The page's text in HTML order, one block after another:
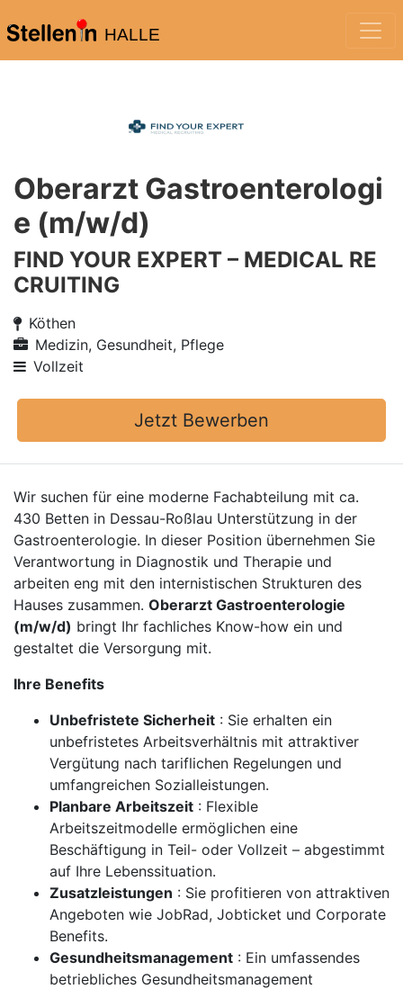
HALLE
Oberarzt Gastroenterologi
e (m/w/d)
FIND YOUR EXPERT – MEDICAL RE
CRUITING
Köthen
Medizin, Gesundheit, Pflege
Vollzeit
Jetzt Bewerben
Wir suchen für eine moderne Fachabteilung mit ca.
430 Betten in Dessau-Roßlau Unterstützung in der
Gastroenterologie. In dieser Position übernehmen Sie
Verantwortung in Diagnostik und Therapie und
arbeiten eng mit den internistischen Strukturen des
Hauses zusammen. Oberarzt Gastroenterologie
(m/w/d) bringt Ihr fachliches Know-how ein und
gestaltet die Versorgung mit.
Ihre Benefits
Unbefristete Sicherheit : Sie erhalten ein
unbefristetes Arbeitsverhältnis mit attraktiver
Vergütung nach tariflichen Regelungen und
umfangreichen Sozialleistungen.
Planbare Arbeitszeit : Flexible
Arbeitszeitmodelle ermöglichen eine
Beschäftigung in Teil- oder Vollzeit – abgestimmt
auf Ihre Lebenssituation.
Zusatzleistungen : Sie profitieren von attraktiven
Angeboten wie JobRad, Jobticket und Corporate
Benefits.
Gesundheitsmanagement : Ein umfassendes
betriebliches Gesundheitsmanagement